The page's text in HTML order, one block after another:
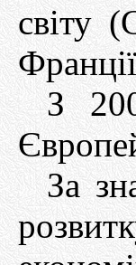
світу
З
За